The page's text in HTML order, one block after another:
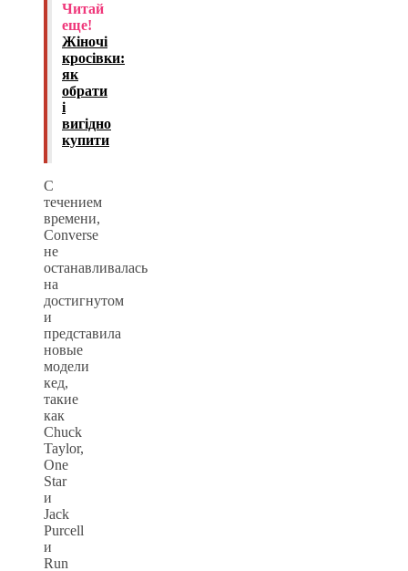
Читай
еще!
Жіночі
кросівки:
як
обрати
і
вигідно
купити
С
течением
времени,
Converse
не
останавливалась
на
достигнутом
и
представила
новые
модели
кед,
такие
как
Chuck
Taylor,
One
Star
и
Jack
Purcell
и
Run